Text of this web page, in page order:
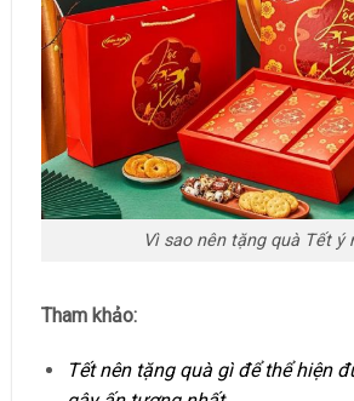
Vì sao nên tặng quà Tết ý
Tham khảo:
Tết nên tặng quà gì để thể hiện